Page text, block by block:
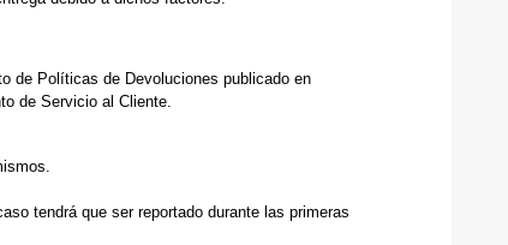
de Políticas de Devoluciones publicado en
de Servicio al Cliente.
tendrá que ser reportado durante las primeras